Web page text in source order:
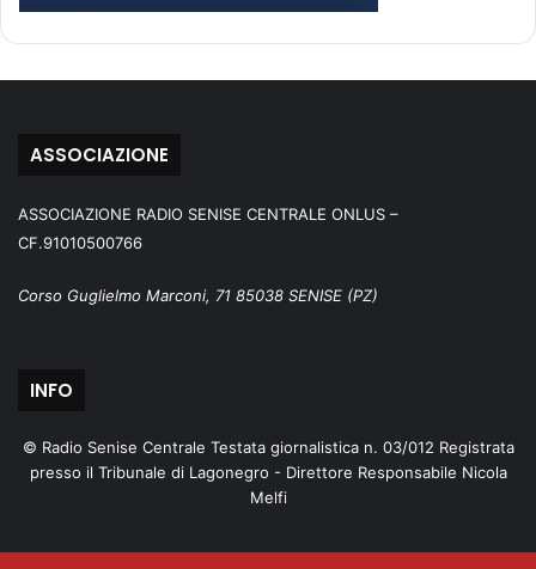
ASSOCIAZIONE
ASSOCIAZIONE RADIO SENISE CENTRALE ONLUS –
CF.91010500766
Corso Guglielmo Marconi, 71 85038 SENISE (PZ)
INFO
© Radio Senise Centrale Testata giornalistica n. 03/012 Registrata
presso il Tribunale di Lagonegro - Direttore Responsabile Nicola
Melfi